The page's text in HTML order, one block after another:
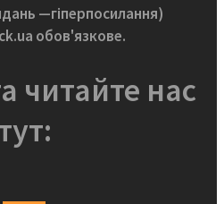
—гіперпосилання)
обов'язкове.
читайте нас